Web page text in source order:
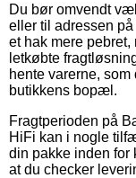
Du bør omvendt
eller til adressen
et hak mere
letkøbte
hente varerne,
butikkens bopæl.
Fragtperioden på
HiFi kan i nogle
din pakke inden for
at du checker